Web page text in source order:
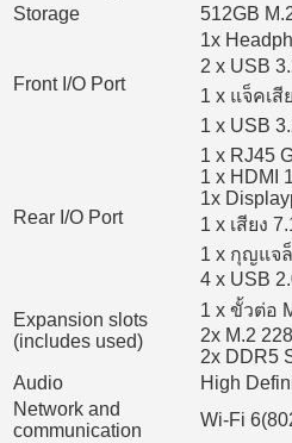
Storage
512GB
Front I/O Port
1x
2 x USB
1 x แจ็คเ
1 x USB
Rear I/O Port
1 x RJ45
1 x HDMI
1x
1 x เสียง
1 x กุญแจ
4 x USB
Expansion slots
(includes used)
1 x ขั้วต่อ
2x M.2
2x DDR5
Audio
High
Network and
communication
Wi-Fi